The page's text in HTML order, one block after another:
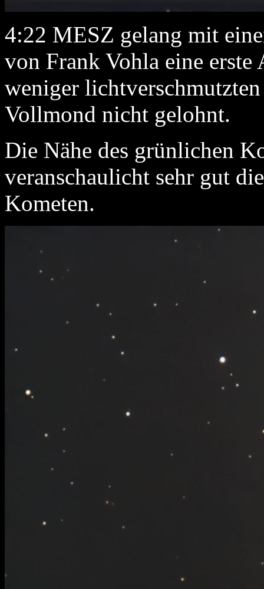
4:22 MESZ gelang mit
von Frank Vohla eine erste
weniger
Vollmond nicht gelohnt.
Die Nähe des grünlichen
veranschaulicht sehr gut
Kometen.